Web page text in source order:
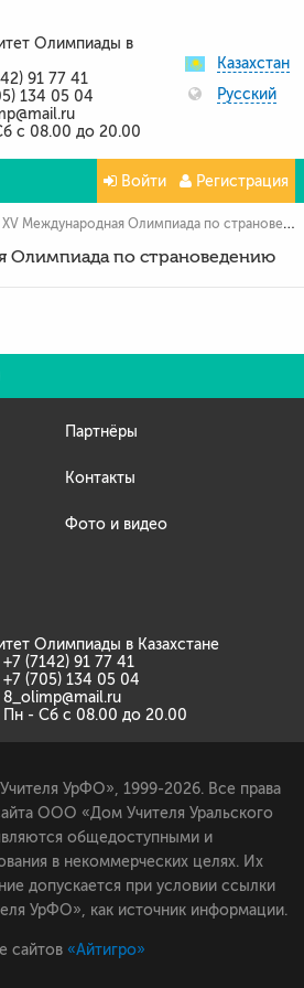
Олимпиады в
91 77 41
134 05 04
с 08.00 до 20.00
Казахстан
Русский
Войти Регистрация
XV Международная Олимпиада по страноведению
Олимпиада по страноведению
Партнёры
Контакты
Фото и видео
Олимпиады в Казахстане
+7 (7142) 91 77 41
+7 (705) 134 05 04
8_olimp@mail.ru
Пн - Сб с 08.00 до 20.00
УрФО», 1999-2026. Все права
ООО «Дом Учителя Уральского
общедоступными и
в некоммерческих целях. Их
допускается при условии ссылки
УрФО», как источник информации.
сайтов «Айтигро»